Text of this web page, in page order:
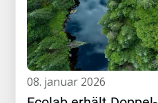
08. januar 2026